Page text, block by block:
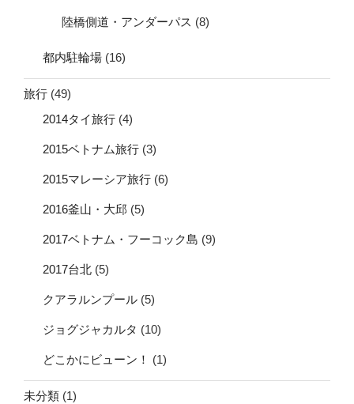
陸橋側道・アンダーパス (8)
都内駐輪場 (16)
旅行 (49)
2014タイ旅行 (4)
2015ベトナム旅行 (3)
2015マレーシア旅行 (6)
2016釜山・大邱 (5)
2017ベトナム・フーコック島 (9)
2017台北 (5)
クアラルンプール (5)
ジョグジャカルタ (10)
どこかにビューン！ (1)
未分類 (1)